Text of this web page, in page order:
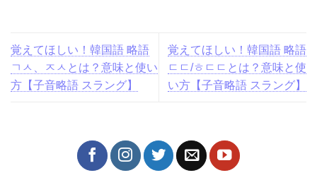
覚えてほしい！韓国語 略語
ㄱㅅ、ㅈㅅとは？意味と使い
方【子音略語 スラング】
覚えてほしい！韓国語 略語
ㄷㄷ/ㅎㄷㄷとは？意味と使
い方【子音略語 スラング】